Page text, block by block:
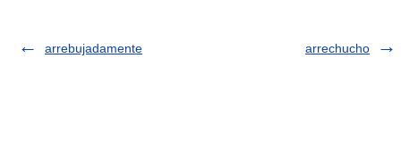
arrebujadamente arrechucho